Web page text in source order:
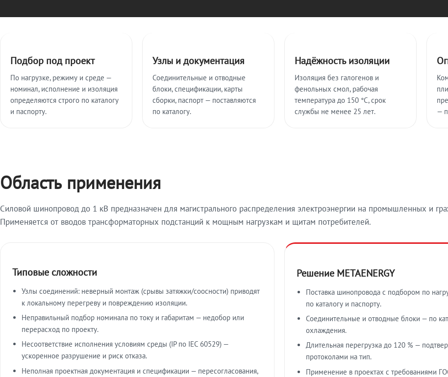
Подбор под проект
По нагрузке, режиму и среде —
номинал, исполнение и изоляция
определяются строго по каталогу
и паспорту.
Узлы и документация
Соединительные и отводные
блоки, спецификации, карты
сборки, паспорт — поставляются
по каталогу.
Надёжность изоляции
Изоляция без галогенов и
фенольных смол, рабочая
температура до 150 °C, срок
службы не менее 25 лет.
—
Область применения
Силовой шинопровод до 1 кВ предназначен для магистрального распределения электроэнергии на промышленных и
Применяется от вводов трансформаторных подстанций к мощным нагрузкам и щитам потребителей.
Типовые сложности
Узлы соединений: неверный монтаж (срывы затяжки/соосности) приводят
к локальному перегреву и повреждению изоляции.
Неправильный подбор номинала по току и габаритам — недобор или
перерасход по проекту.
Несоответствие исполнения условиям среды (IP по IEC 60529) —
ускоренное разрушение и риск отказа.
Неполная проектная документация и спецификации — пересогласования,
Решение METAENERGY
Поставка шинопровода с подбором по
по каталогу и паспорту.
Соединительные и отводные блоки — по
охлаждения.
Длительная перегрузка до 120 % —
протоколами на тип.
Применение в проектах с требованиями